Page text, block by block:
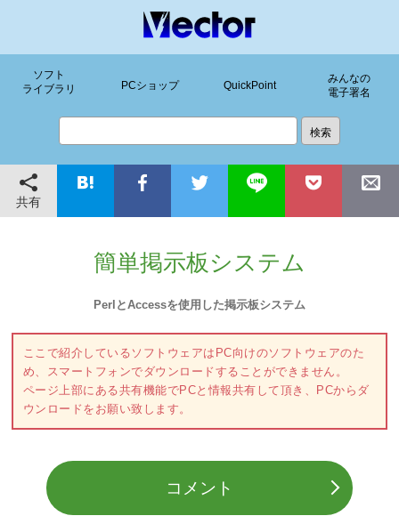
ソフト
ライブラリ
PCショップ QuickPoint
みんなの
電子署名
共有
簡単掲示板システム
PerlとAccessを使用した掲示板システム
ここで紹介しているソフトウェアはPC向けのソフトウェアのた
め、スマートフォンでダウンロードすることができません。
ページ上部にある共有機能でPCと情報共有して頂き、PCからダ
ウンロードをお願い致します。
コメント